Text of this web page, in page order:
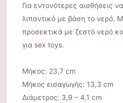
Για εντονότερες αισθήσεις
λιπαντικό με βάση το νερό.
προσεκτικά με ζεστό νερό
για sex toys.
Μήκος: 23,7 cm
Μήκος εισαγωγής: 13,3 cm
Διάμετρος: 3,9 – 4,1 cm